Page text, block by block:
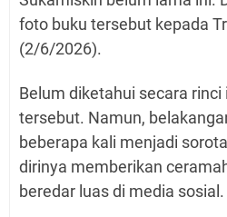
foto buku tersebut kepada
(2/6/2026).
Belum diketahui secara
tersebut. Namun,
beberapa kali menjadi
dirinya memberikan
beredar luas di media